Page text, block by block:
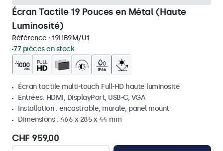
Écran Tactile 19 Pouces en Métal (Haute
Luminosité)
Référence : 19HB9M/U1
77 pièces en stock
Écran tactile multi-touch Full-HD haute luminosité
Entrées: HDMI, DisplayPort, USB-C, VGA
Installation : encastrable, murale, panel mount
Dimensions : 466 x 285 x 44 mm
CHF 959,00